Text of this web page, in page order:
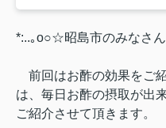
*:..｡o○☆昭島市のみなさ
前回はお酢の効果をご
は、毎日お酢の摂取が出
ご紹介させて頂きます。